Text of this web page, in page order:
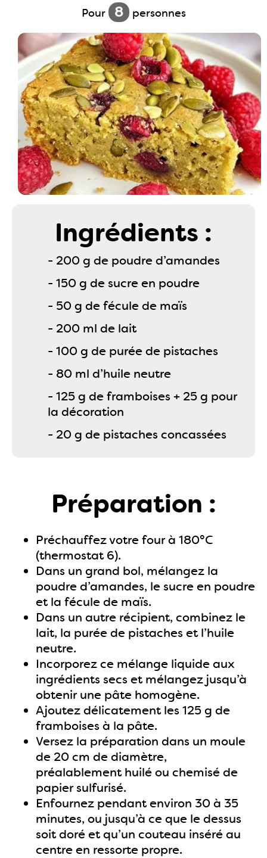
Pour 8 personnes
Ingrédients :
- 200 g de poudre d’amandes
- 150 g de sucre en poudre
- 50 g de fécule de maïs
- 200 ml de lait
- 100 g de purée de pistaches
- 80 ml d’huile neutre
- 125 g de framboises + 25 g pour
la décoration
- 20 g de pistaches concassées
Préparation :
Préchauffez votre four à 180°C
(thermostat 6).
Dans un grand bol, mélangez la
poudre d’amandes, le sucre en poudre
et la fécule de maïs.
Dans un autre récipient, combinez le
lait, la purée de pistaches et l’huile
neutre.
Incorporez ce mélange liquide aux
ingrédients secs et mélangez jusqu’à
obtenir une pâte homogène.
Ajoutez délicatement les 125 g de
framboises à la pâte.
Versez la préparation dans un moule
de 20 cm de diamètre,
préalablement huilé ou chemisé de
papier sulfurisé.
Enfournez pendant environ 30 à 35
minutes, ou jusqu’à ce que le dessus
soit doré et qu’un couteau inséré au
centre en ressorte propre.